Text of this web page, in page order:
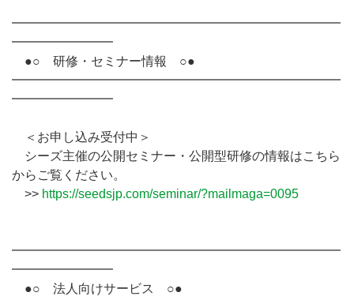
━━━━━━━━━━━━━━━━━━━━━━━━━━
━━━━━━━━
●○ 研修・セミナー情報 ○●
━━━━━━━━━━━━━━━━━━━━━━━━━━
━━━━━━━━
＜お申し込み受付中＞
シーズ主催の公開セミナー・公開型研修の情報はこちら
からご覧ください。
>> https://seedsjp.com/seminar/?mailmaga=0095
━━━━━━━━━━━━━━━━━━━━━━━━━━
━━━━━━━━
●○ 法人向けサービス ○●